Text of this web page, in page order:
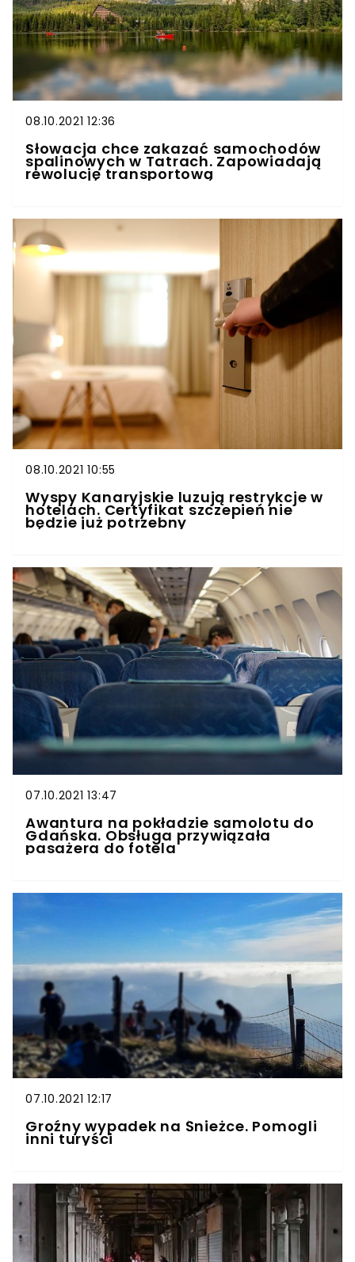
08.10.2021 12:36
Słowacja chce zakazać samochodów
spalinowych w Tatrach. Zapowiadają
rewolucję transportową
08.10.2021 10:55
Wyspy Kanaryjskie luzują restrykcje w
hotelach. Certyfikat szczepień nie
będzie już potrzebny
07.10.2021 13:47
Awantura na pokładzie samolotu do
Gdańska. Obsługa przywiązała
pasażera do fotela
07.10.2021 12:17
Groźny wypadek na Śnieżce. Pomogli
inni turyści